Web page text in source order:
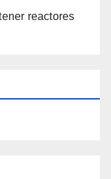
reactores